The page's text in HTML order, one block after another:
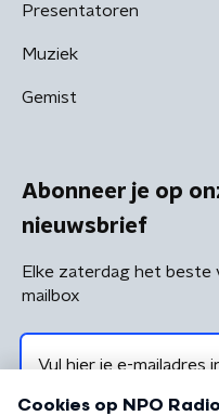
Presentatoren
Muziek
Gemist
Abonneer je op
nieuwsbrief
Elke zaterdag het beste
mailbox